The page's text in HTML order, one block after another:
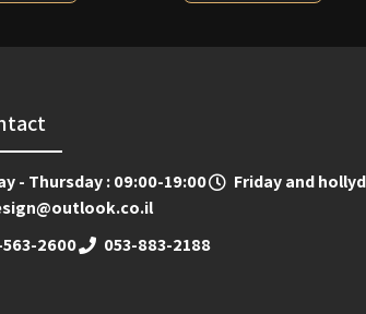
- Thursday : 09:00-19:00
Friday and
563-2600 053-883-2188